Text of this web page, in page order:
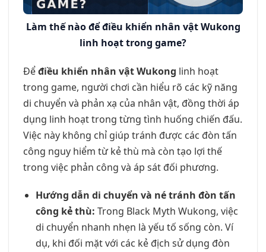
Làm thế nào để điều khiển nhân vật Wukong
linh hoạt trong game?
Đểđiều khiển nhân vật Wukong linh hoạt
trong game, người chơi cần hiểu rõ các kỹ năng
di chuyển và phản xạ của nhân vật, đồng thời áp
dụng linh hoạt trong từng tình huống chiến đấu.
Việc này không chỉ giúp tránh được các đòn tấn
công nguy hiểm từ kẻ thù mà còn tạo lợi thế
trong việc phản công và áp sát đối phương.
Hướng dẫn di chuyển và né tránh đòn tấn
công kẻ thù: Trong Black Myth Wukong, việc
di chuyển nhanh nhẹn là yếu tố sống còn. Ví
dụ, khi đối mặt với các kẻ địch sử dụng đòn